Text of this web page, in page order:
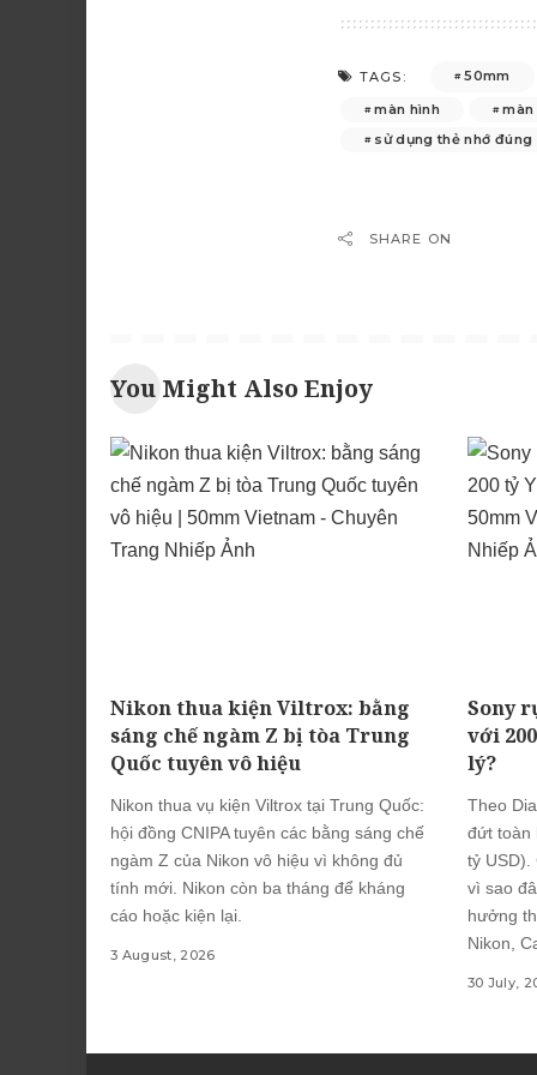
TAGS:
50mm
màn hình
sử dụng thẻ nhớ đúng
SHARE ON
You Might Also Enjoy
Nikon thua kiện Viltrox: bằng
sáng chế ngàm Z bị tòa Trung
Quốc tuyên vô hiệu
Nikon thua vụ kiện Viltrox tại Trung Quốc:
hội đồng CNIPA tuyên các bằng sáng chế
ngàm Z của Nikon vô hiệu vì không đủ
tính mới. Nikon còn ba tháng để kháng
cáo hoặc kiện lại.
3 August, 2026
Sony
với
lý?
Theo
đứt toàn
tỷ USD).
vì sao
hưởng
Nikon,
30 July,